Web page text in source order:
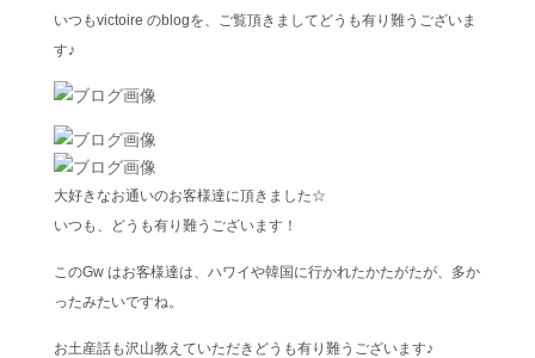
いつもvictoire のblogを、ご覧頂きましてどうも有り難うございま
す♪
大好きなお通いのお客様達に頂きました☆
いつも、どうも有り難うございます！
このGw はお客様達は、ハワイや韓国に行かれたかたがたが、多か
ったみたいですね。
お土産話も沢山教えていただきどうも有り難うございます♪